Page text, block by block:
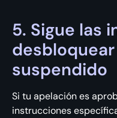
5. Sigue las
suspendido
Si tu apelación es
instrucciones